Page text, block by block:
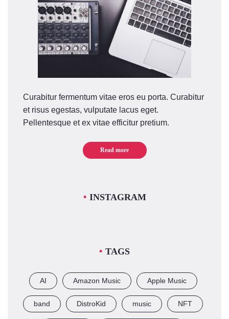
Curabitur fermentum vitae eros eu porta. Curabitur
et risus egestas, vulputate lacus eget.
Pellentesque et ex vitae efficitur pretium.
Read more
INSTAGRAM
TAGS
AI Amazon Music Apple Music
band DistroKid music NFT